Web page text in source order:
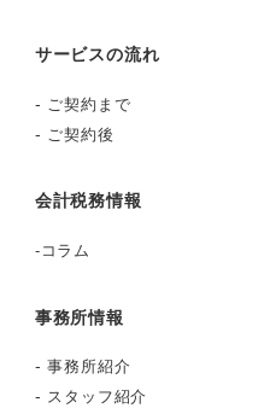
サービスの流れ
- ご契約まで
- ご契約後
会計税務情報
-コラム
事務所情報
-事務所紹介
- スタッフ紹介